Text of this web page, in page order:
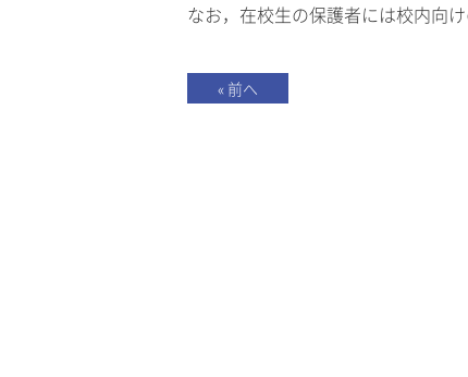
なお，在校生の保護者には校内向
« 前へ